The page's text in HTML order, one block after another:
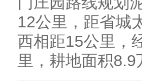
12公里，距省城
西相距15公里，
里，耕地面积